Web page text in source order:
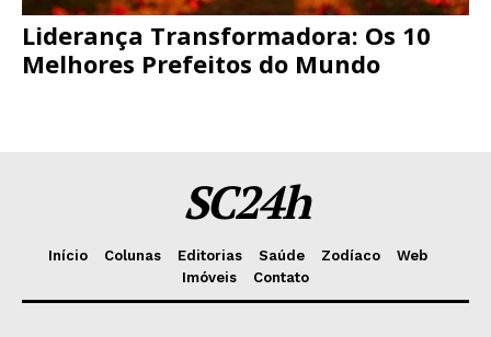
Liderança Transformadora: Os 10
Melhores Prefeitos do Mundo
SC24h
Início Colunas Editorias Saúde Zodíaco
Web
Imóveis
Contato